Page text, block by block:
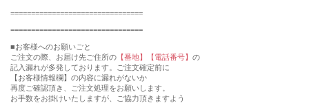
================================
================================
■お客様へのお願いごと
ご注文の際、お届け先ご住所の 【番地】【電話番号】 の
記入漏れが多発しております。ご注文確定前に
【お客様情報欄】の内容に漏れがないか
再度ご確認頂き、ご注文処理をお願いします。
お手数をお掛けいたしますが、ご協力頂きますよう